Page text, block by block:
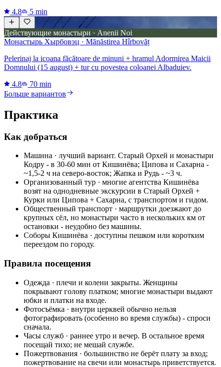
4.8
5 min
Действующие монастыри · Anenii Noi
Монастырь Хырбовэц · Mănăstirea Hîrbovăț
Pelerinaj la icoana făcătoare de minuni + hramul Adormirea Maicii
Domnului (15 august) + tur cu povestea coloanei Albaduiev.
4.8
70 min
Больше вариантов
Практика
Как добраться
Машина · лучший вариант. Старый Орхей и монастыри
Кодру - в 30-60 мин от Кишинёва; Ципова и Сахарна -
~1,5-2 ч на северо-восток; Жапка и Рудь - ~3 ч.
Организованный тур · многие агентства Кишинёва
возят на однодневные экскурсии в Старый Орхей +
Курки или Ципова + Сахарна, с транспортом и гидом.
Общественный транспорт · маршрутки доезжают до
крупных сёл, но монастыри часто в нескольких км от
остановки - неудобно без машины.
Соборы Кишинёва · доступны пешком или коротким
переездом по городу.
Правила посещения
Одежда · плечи и колени закрыты. Женщины
покрывают голову платком; многие монастыри выдают
юбки и платки на входе.
Фотосъёмка · внутри церквей обычно нельзя
фотографировать (особенно во время службы) - спроси
сначала.
Часы служб · раннее утро и вечер. В остальное время
посещай тихо; не мешай службе.
Пожертвования · большинство не берёт плату за вход;
пожертвование на свечи или монастырь приветствуется.